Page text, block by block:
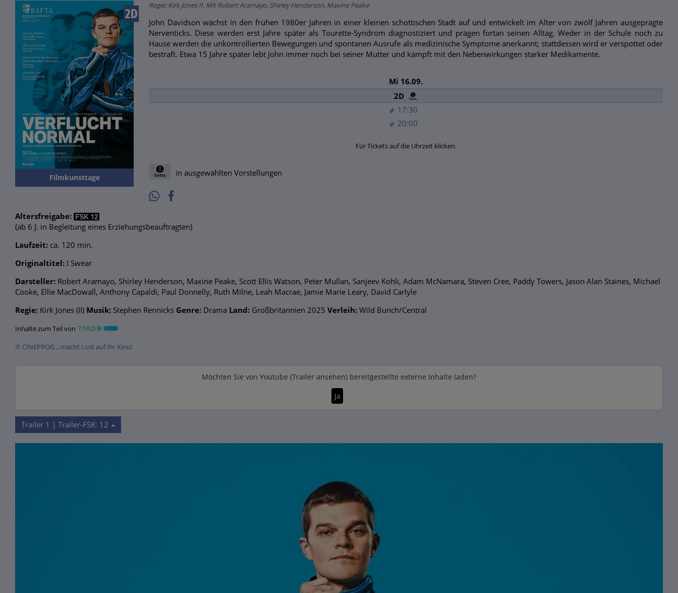
2D
Filmkunsttage
Regie: Kirk Jones II. Mit Robert Aramayo, Shirley Henderson, Maxine Peake
John Davidson wächst in den frühen 1980er Jahren in einer kleinen schottischen Stadt auf und entwickelt im Alter von zwölf Jahren ausgeprägte
Nerventicks. Diese werden erst Jahre später als Tourette-Syndrom diagnostiziert und prägen fortan seinen Alltag. Weder in der Schule noch zu
Hause werden die unkontrollierten Bewegungen und spontanen Ausrufe als medizinische Symptome anerkannt; stattdessen wird er verspottet oder
bestraft. Etwa 15 Jahre später lebt John immer noch bei seiner Mutter und kämpft mit den Nebenwirkungen starker Medikamente.
Mi 16.09.
17:30
20:00
2D
Für Tickets auf die Uhrzeit klicken.
in ausgewählten Vorstellungen
Altersfreigabe:
(ab 6 J. in Begleitung eines Erziehungsbeauftragten)
Laufzeit: ca. 120 min.
Originaltitel: I Swear
Darsteller: Robert Aramayo, Shirley Henderson, Maxine Peake, Scott Ellis Watson, Peter Mullan, Sanjeev Kohli, Adam McNamara, Steven Cree, Paddy Towers, Jason Alan Staines, Michael
Cooke, Ellie MacDowall, Anthony Capaldi, Paul Donnelly, Ruth Milne, Leah Macrae, Jamie Marie Leary, David Carlyle
Regie: Kirk Jones (II) Musik: Stephen Rennicks Genre: Drama Land: Großbritannien 2025 Verleih: Wild Bunch/Central
Inhalte zum Teil von
© CINEPROG ...macht Lust auf Ihr Kino!
Möchten Sie von Youtube (Trailer ansehen) bereitgestellte externe Inhalte laden?
Ja
Trailer 1 | Trailer-FSK: 12